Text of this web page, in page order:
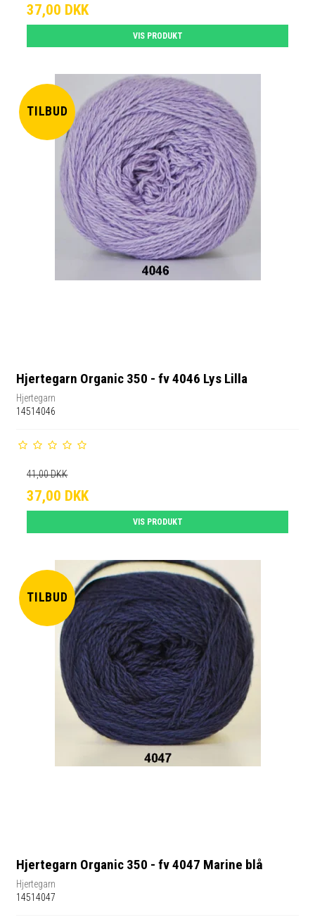
37,00 DKK
VIS PRODUKT
TILBUD
Hjertegarn Organic 350 - fv 4046 Lys Lilla
Hjertegarn
14514046
41,00 DKK
37,00 DKK
VIS PRODUKT
TILBUD
Hjertegarn Organic 350 - fv 4047 Marine blå
Hjertegarn
14514047